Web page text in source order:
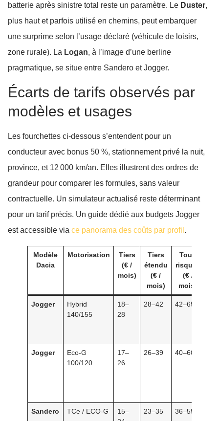
batterie après sinistre total reste un paramètre. Le Duster,
plus haut et parfois utilisé en chemins, peut embarquer
une surprime selon l’usage déclaré (véhicule de loisirs,
zone rurale). La Logan, à l’image d’une berline
pragmatique, se situe entre Sandero et Jogger.
Écarts de tarifs observés par
modèles et usages
Les fourchettes ci-dessous s’entendent pour un
conducteur avec bonus 50 %, stationnement privé la nuit,
province, et 12 000 km/an. Elles illustrent des ordres de
grandeur pour comparer les formules, sans valeur
contractuelle. Un simulateur actualisé reste déterminant
pour un tarif précis. Un guide dédié aux budgets Jogger
est accessible via ce panorama des coûts par profil .
Modèle
Dacia
Motorisation
Tiers
(€ /
mois)
Tiers
étendu
(€ /
mois)
Tous
risques
(€ /
mois)
Jogger
Hybrid
140/155
18–
28
28–42 42–65
Jogger
Eco-G
100/120
17–
26
26–39 40–60
Sandero TCe / ECO-G
15–
23–35 36–55